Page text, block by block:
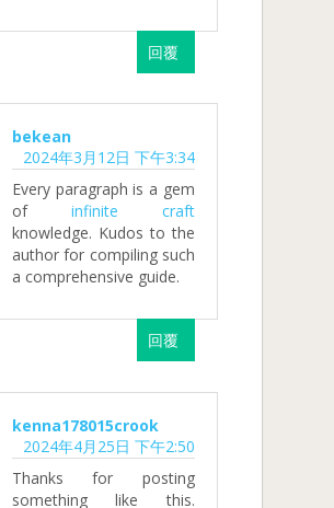
回覆
bekean
2024年3月12日 下午3:34
Every paragraph is a gem
of infinite craft
knowledge. Kudos to the
author for compiling such
a comprehensive guide.
回覆
kenna178015crook
2024年4月25日 下午2:50
Thanks for posting
something like this.